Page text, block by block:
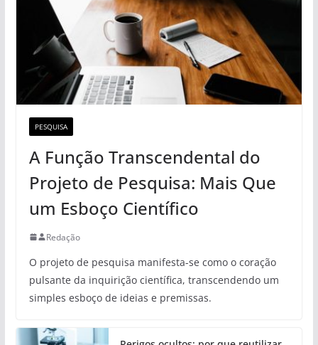
PESQUISA
A Função Transcendental do
Projeto de Pesquisa: Mais Que
um Esboço Científico
Redação
O projeto de pesquisa manifesta-se como o coração
pulsante da inquirição científica, transcendendo um
simples esboço de ideias e premissas.